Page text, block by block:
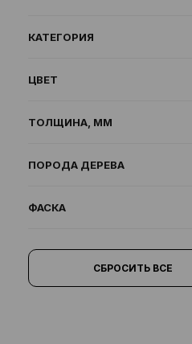
КАТЕГОРИЯ
ЦВЕТ
ТОЛЩИНА, ММ
ПОРОДА ДЕРЕВА
ФАСКА
СБРОСИТЬ ВСЕ